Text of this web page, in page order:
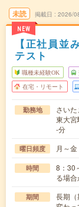
未読
NEW
掲載日 2026/
【正社員並
テスト
職種未経験OK
在宅・リモート
勤務地
さい
東大
-分
曜日頻度 月～金
時間
8：30
る場
期間
長期